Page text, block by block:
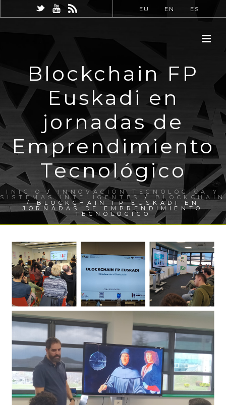
EU EN ES
Blockchain FP
Euskadi en
jornadas de
Emprendimiento
Tecnológico
INICIO / INNOVACIÓN TECNOLÓGICA Y
SISTEMAS INTELIGENTES / BLOCKCHAIN
/ BLOCKCHAIN FP EUSKADI EN
JORNADAS DE EMPRENDIMIENTO
TECNOLÓGICO